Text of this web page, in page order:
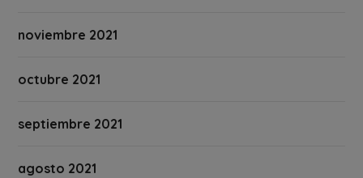
noviembre 2021
octubre 2021
septiembre 2021
agosto 2021